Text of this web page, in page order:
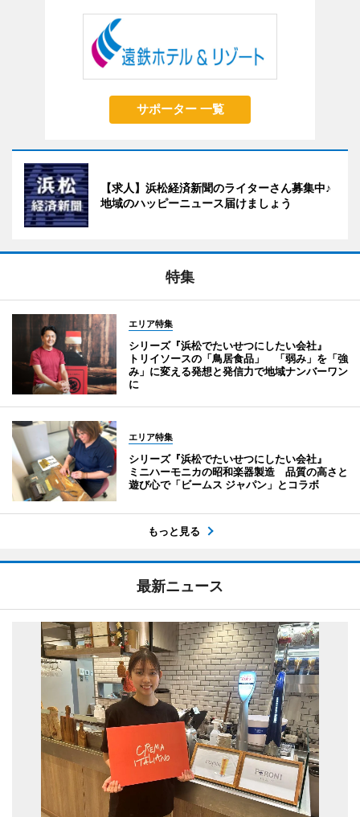
サポーター 一覧
【求人】浜松経済新聞のライターさん募集中♪
地域のハッピーニュース届けましょう
特集
エリア特集
シリーズ『浜松でたいせつにしたい会社』
トリイソースの「鳥居食品」 「弱み」を「強
み」に変える発想と発信力で地域ナンバーワン
に
エリア特集
シリーズ『浜松でたいせつにしたい会社』
ミニハーモニカの昭和楽器製造 品質の高さと
遊び心で「ビームス ジャパン」とコラボ
もっと見る
最新ニュース